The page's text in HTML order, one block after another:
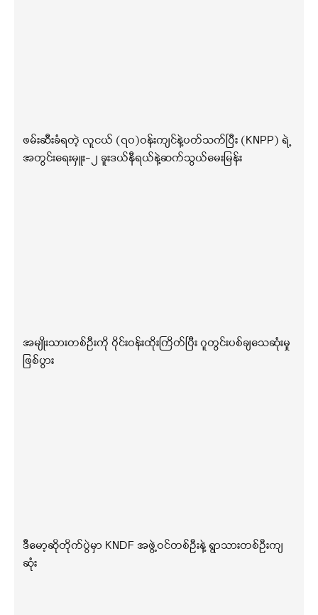
ဖမ်းဆီးခံရတဲ့ လူငယ် (၇၀)ဝန်းကျင်နဲ့ပတ်သက်ပြီး (KNPP) ရဲ့
အတွင်းရေးမှူး-၂ ခူးဒယ်နီရယ်နဲ့ဆက်သွယ်မေးမြန်း
အမျိုးသားတစ်ဦးကို ဝိုင်းဝန်းထိုးကြိတ်ပြီး ဂူတွင်းပစ်ချသေဆုံးမှု
ဖြစ်ပွား
ဒီမော့ဆိုတိုက်ပွဲမှာ KNDF အဖွဲ့ဝင်တစ်ဦးနဲ့ ရွာသားတစ်ဦးကျ
ဆုံး